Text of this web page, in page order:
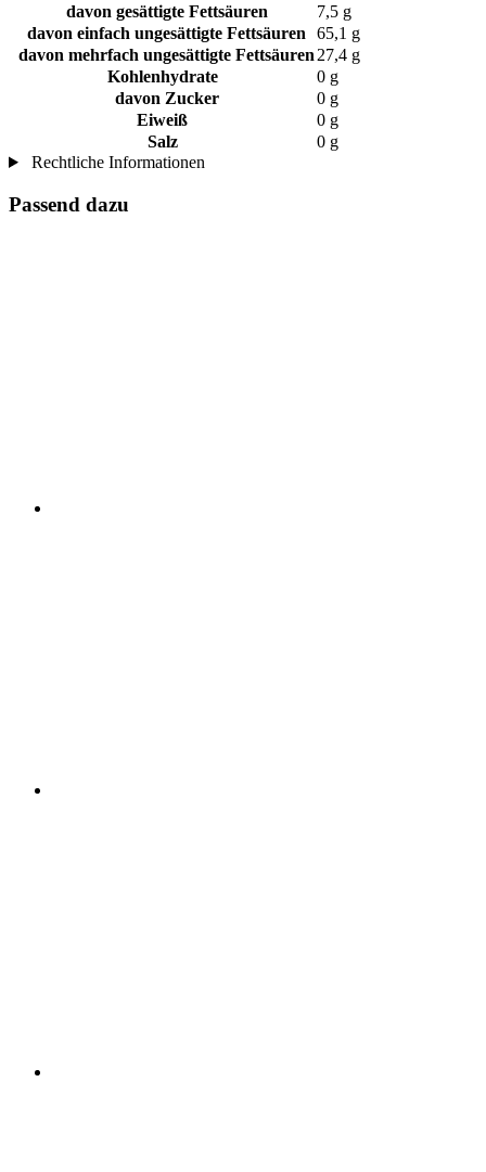
davon gesättigte Fettsäuren
7,5 g
davon einfach ungesättigte Fettsäuren
65,1 g
davon mehrfach ungesättigte Fettsäuren 27,4 g
Kohlenhydrate
0 g
davon Zucker
0 g
Eiweiß
0 g
Salz
0 g
Rechtliche Informationen
Passend dazu